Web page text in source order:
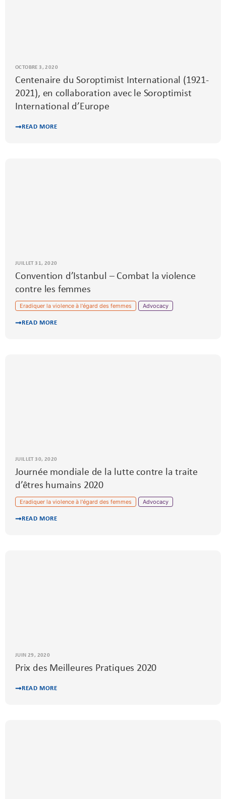
OCTOBRE 3, 2020
Centenaire du Soroptimist International (1921-
2021), en collaboration avec le Soroptimist
International d’Europe
READ MORE
JUILLET 31, 2020
Convention d’Istanbul – Combat la violence
contre les femmes
Eradiquer la violence à l'égard des femmes Advocacy
READ MORE
JUILLET 30, 2020
Journée mondiale de la lutte contre la traite
d’êtres humains 2020
Eradiquer la violence à l'égard des femmes Advocacy
READ MORE
JUIN 29, 2020
Prix des Meilleures Pratiques 2020
READ MORE